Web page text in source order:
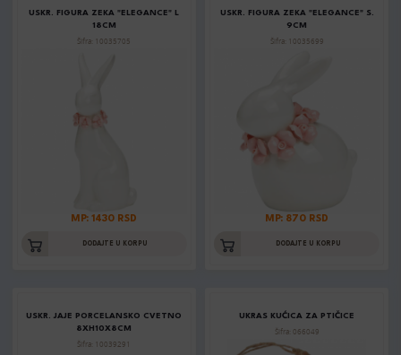
USKR. FIGURA ZEKA "ELEGANCE" L
18CM
Šifra: 10035705
MP: 1430 RSD
DODAJTE U KORPU
USKR. FIGURA ZEKA "ELEGANCE" S.
9CM
Šifra: 10035699
MP: 870 RSD
DODAJTE U KORPU
USKR. JAJE PORCELANSKO CVETNO
8XH10X8CM
Šifra: 10039291
UKRAS KUĆICA ZA PTIČICE
Šifra: 066049